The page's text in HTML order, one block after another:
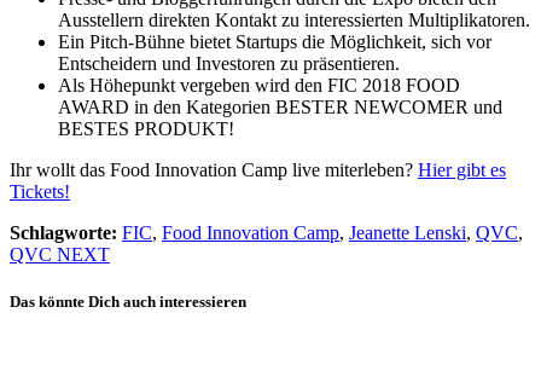
Ausstellern direkten Kontakt zu interessierten Multiplikatoren.
Ein Pitch-Bühne bietet Startups die Möglichkeit, sich vor
Entscheidern und Investoren zu präsentieren.
Als Höhepunkt vergeben wird den FIC 2018 FOOD
AWARD in den Kategorien BESTER NEWCOMER und
BESTES PRODUKT!
Ihr wollt das Food Innovation Camp live miterleben? Hier gibt es
Tickets!
Schlagworte: FIC, Food Innovation Camp, Jeanette Lenski, QVC,
QVC NEXT
Das könnte Dich auch interessieren